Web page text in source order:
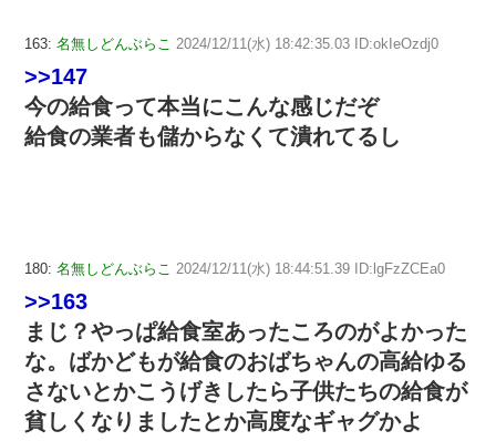
163: 名無しどんぶらこ 2024/12/11(水) 18:42:35.03 ID:okIeOzdj0
>>147
今の給食って本当にこんな感じだぞ
給食の業者も儲からなくて潰れてるし
180: 名無しどんぶらこ 2024/12/11(水) 18:44:51.39 ID:lgFzZCEa0
>>163
まじ？やっぱ給食室あったころのがよかった
な。ばかどもが給食のおばちゃんの高給ゆる
さないとかこうげきしたら子供たちの給食が
貧しくなりましたとか高度なギャグかよ